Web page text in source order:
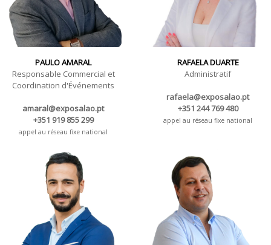
PAULO AMARAL
Responsable Commercial et
Coordination d'Événements
amaral@exposalao.pt
+351 919 855 299
appel au réseau fixe national
RAFAELA DUARTE
Administratif
rafaela@exposalao.pt
+351 244 769 480
appel au réseau fixe national